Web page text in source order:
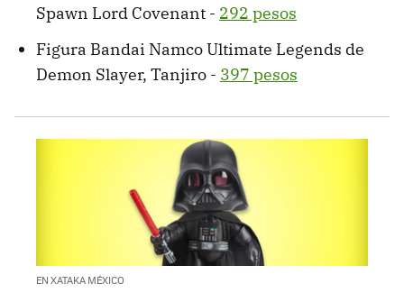
Spawn Lord Covenant - 292 pesos
Figura Bandai Namco Ultimate Legends de
Demon Slayer, Tanjiro - 397 pesos
EN XATAKA MÉXICO